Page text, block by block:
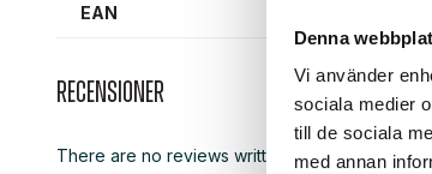
Denna
Vi använder
sociala medier
till de sociala
med annan
EAN
Recensioner
There are no reviews written yet about this